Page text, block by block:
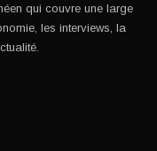
qui couvre une large
les interviews, la